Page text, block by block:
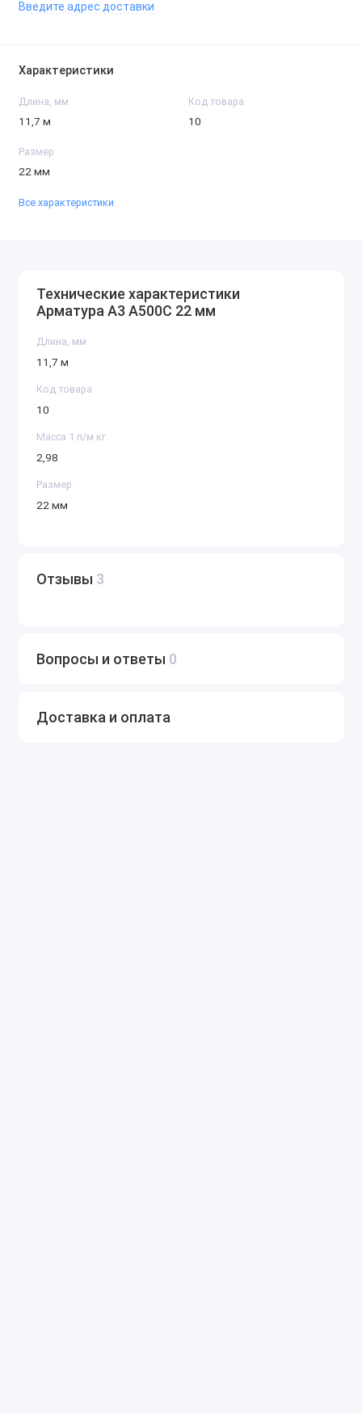
Введите адрес доставки
Характеристики
Длина, мм
11,7 м
Код товара
10
Размер
22 мм
Все характеристики
Технические характеристики
Арматура А3 А500С 22 мм
Длина, мм
11,7 м
Код товара
10
Масса 1 п/м кг.
2,98
Размер
22 мм
Отзывы 3
Вопросы и ответы 0
Доставка и оплата